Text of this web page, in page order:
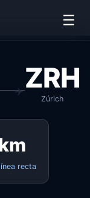
☰
ZRH
Zúrich
recta